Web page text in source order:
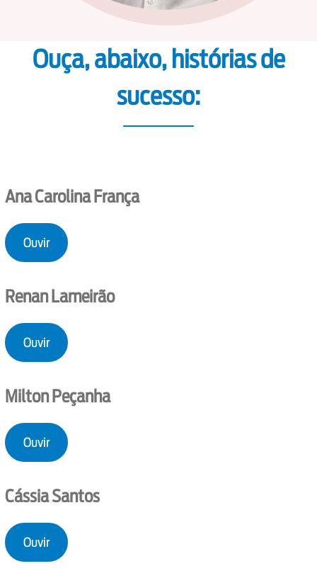
Ouça, abaixo, histórias de
sucesso:
Ana Carolina França
Ouvir
Renan Lameirão
Ouvir
Milton Peçanha
Ouvir
Cássia Santos
Ouvir